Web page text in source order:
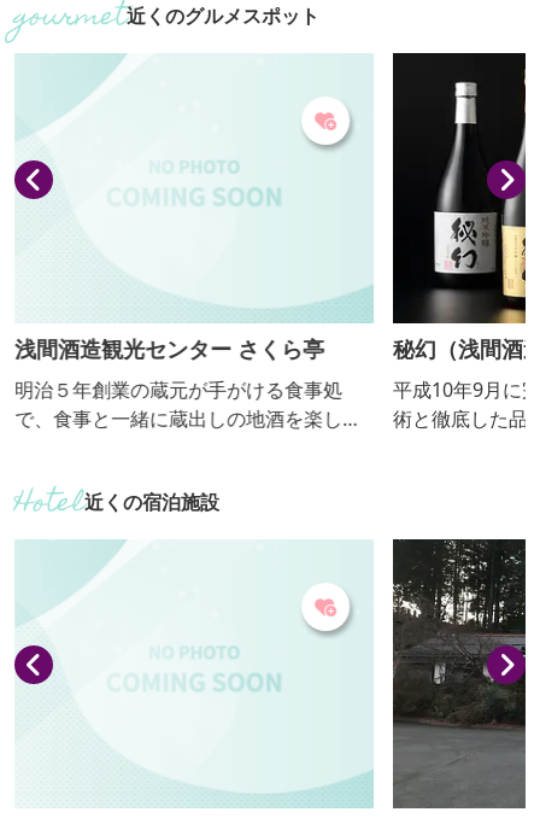
います。また、温泉地ならではの足湯を
楽しむことができます。
した自転車型ト
ある渓谷美を
車型トロッコ
インを辿るこ
ファンは必見
ムを巡る片道約
近くのグルメスポット
浅間酒造観光センター さくら亭
明治５年創業の蔵元が手がける食事処
で、食事と一緒に蔵出しの地酒を楽しめ
秘幻（浅間酒
平成10年9月に
術と徹底した品
じっくり育む冬
お客様に喜ば
ます｡
近くの宿泊施設